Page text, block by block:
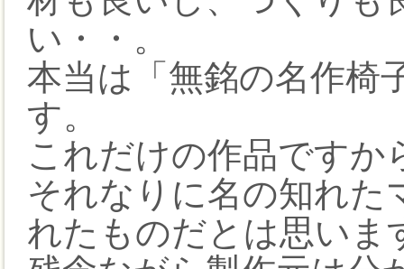
い・・。
本当は「無銘の名作椅
す。
これだけの作品ですか
それなりに名の知れた
れたものだとは思いま